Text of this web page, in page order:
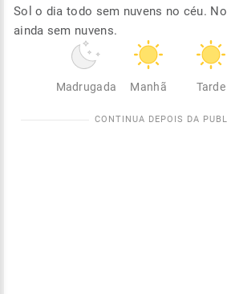
Sol o dia todo sem nuvens no céu.
ainda sem nuvens.
Madrugada Manhã Tarde